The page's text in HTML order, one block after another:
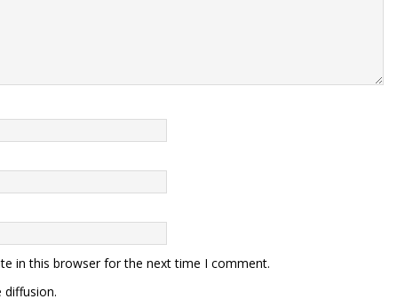
in this browser for the next time I comment.